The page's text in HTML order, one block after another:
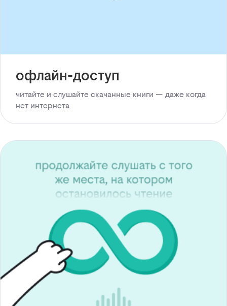
офлайн-доступ
читайте и слушайте скачанные книги — даже когда
нет интернета